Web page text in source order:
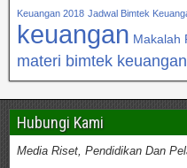
Keuangan 2018 Jadwal Bimtek
keuangan Makalah
materi bimtek keuangan
Hubungi Kami
Media Riset, Pendidikan Dan